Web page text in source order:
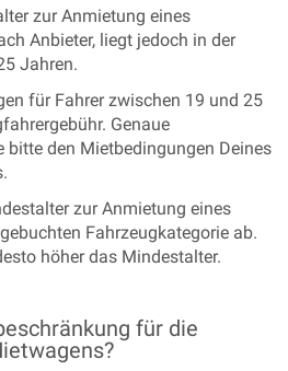
zur Anmietung eines
Anbieter, liegt jedoch in der
Jahren.
für Fahrer zwischen 19 und 25
Genaue
bitte den Mietbedingungen Deines
zur Anmietung eines
Fahrzeugkategorie ab.
höher das Mindestalter.
für die